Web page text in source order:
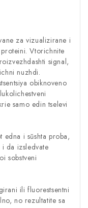
za vizualizirane i
Vtorichnite
signal,
nuzhdi.
obiknoveno
samo edin tselevi
edna i sŭshta proba,
da izsledvate
sobstveni
ili fluorestsentni
no rezultatite sa